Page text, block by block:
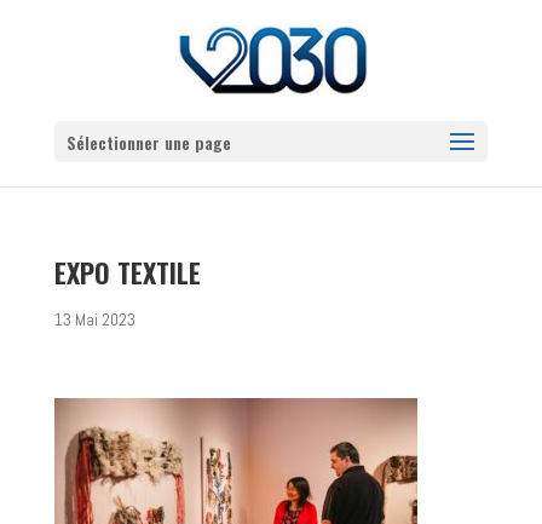
Sélectionner une page
EXPO TEXTILE
13 Mai 2023